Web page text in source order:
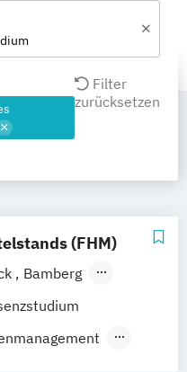
Filter
zurücksetzen
(FHM)
Bamberg
Frechen